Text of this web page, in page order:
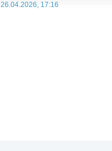
26.04.2026, 17:16